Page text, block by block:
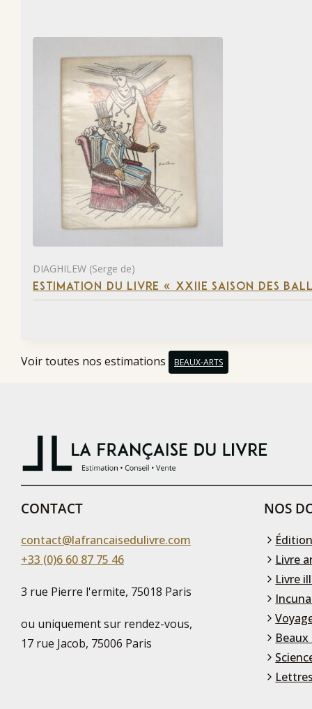
DIAGHILEW (Serge de)
ESTIMATION DU LIVRE « XXIIE SAISON DES
Voir toutes nos estimations BEAUX-ARTS
CONTACT
contact@lafrancaisedulivre.com
+33 (0)6 60 87 75 46
3 rue Pierre l'ermite, 75018 Paris
ou uniquement sur rendez-vous,
17 rue Jacob, 75006 Paris
NOS
Livre
Livre